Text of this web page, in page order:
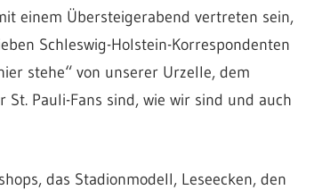
einem Übersteigerabend vertreten sein,
Schleswig-Holstein-Korrespondenten
stehe“ von unserer Urzelle, dem
Pauli-Fans sind, wie wir sind und auch
das Stadionmodell, Leseecken, den